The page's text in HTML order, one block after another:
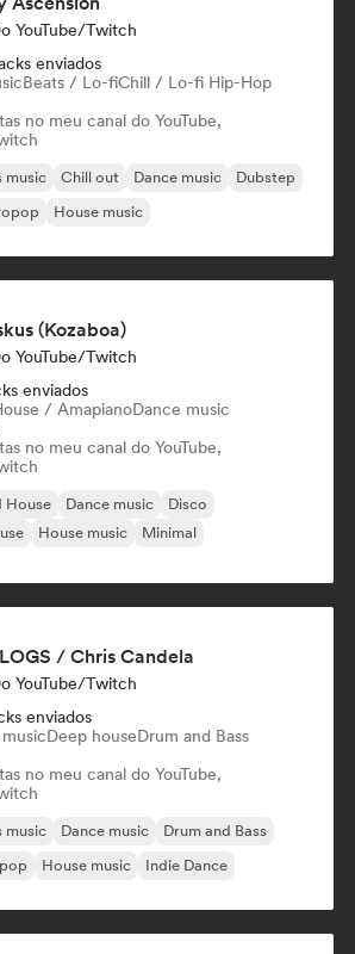
YouTube/Twitch
enviados
Beats / Lo-fiChill / Lo-fi Hip-Hop
no meu canal do YouTube,
music Chill out Dance music
Dubstep
House music
(Kozaboa)
YouTube/Twitch
enviados
/ AmapianoDance music
no meu canal do YouTube,
House Dance music
Disco
House music
Minimal
/ Chris Candela
YouTube/Twitch
enviados
Deep houseDrum and Bass
no meu canal do YouTube,
music Dance music
Drum and Bass
House music Indie Dance